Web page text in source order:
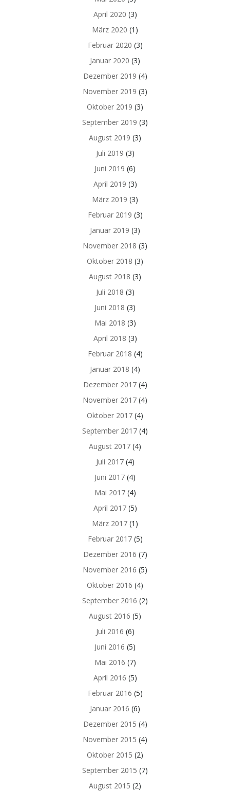
April 2020 (3)
März 2020 (1)
Februar 2020 (3)
Januar 2020 (3)
Dezember 2019 (4)
November 2019 (3)
Oktober 2019 (3)
September 2019 (3)
August 2019 (3)
Juli 2019 (3)
Juni 2019 (6)
April 2019 (3)
März 2019 (3)
Februar 2019 (3)
Januar 2019 (3)
November 2018 (3)
Oktober 2018 (3)
August 2018 (3)
Juli 2018 (3)
Juni 2018 (3)
Mai 2018 (3)
April 2018 (3)
Februar 2018 (4)
Januar 2018 (4)
Dezember 2017(4)
November 2017 (4)
Oktober 2017 (4)
September 2017 (4)
August 2017 (4)
Juli 2017(4)
Juni 2017 (4)
Mai 2017(4)
April 2017(5)
März 2017 (1)
Februar 2017(5)
Dezember 2016 (7)
November 2016 (5)
Oktober 2016 (4)
September 2016 (2)
August 2016 (5)
Juli 2016 (6)
Juni 2016 (5)
Mai 2016 (7)
April 2016 (5)
Februar 2016 (5)
Januar 2016 (6)
Dezember 2015 (4)
November 2015 (4)
Oktober 2015 (2)
September 2015 (7)
August 2015 (2)